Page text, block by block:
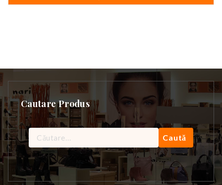
Cautare Produs
Caută
după: